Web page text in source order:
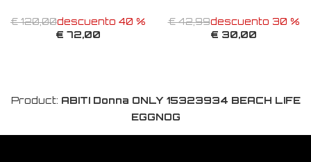
€ 120,00descuento 40 %
€ 72,00
€ 42,99descuento 30 %
€ 30,00
Product: ABITI Donna ONLY 15323934 BEACH LIFE
EGGNOG